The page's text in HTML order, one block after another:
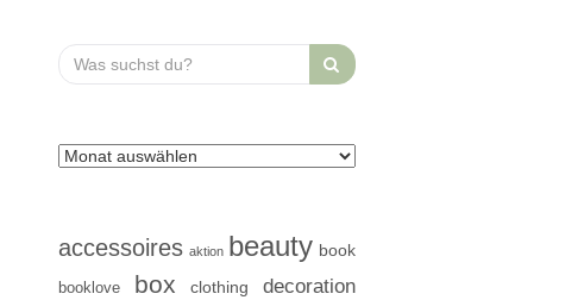
Search
for:
accessoires aktion beauty book
booklove box clothing decoration